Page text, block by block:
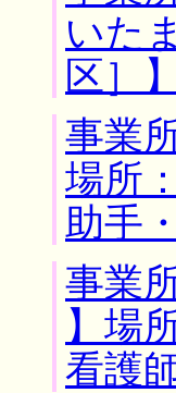
いた
区］】
事業
場所
助手
事業
】場
看護師